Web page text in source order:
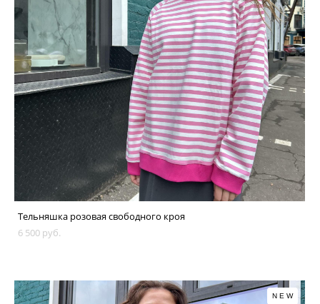
Тельняшка розовая свободного кроя
6 500 pуб.
NEW